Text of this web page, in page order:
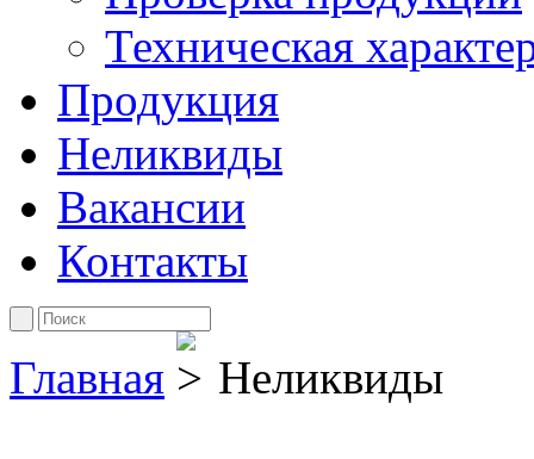
Техническая
Продукция
Неликвиды
Вакансии
Контакты
Главная Неликвиды